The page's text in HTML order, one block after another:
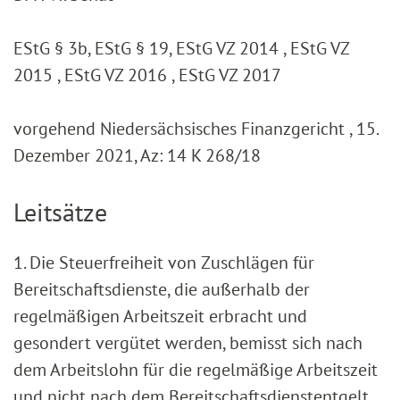
EStG § 3b, EStG § 19, EStG VZ 2014 , EStG VZ
2015 , EStG VZ 2016 , EStG VZ 2017
vorgehend Niedersächsisches Finanzgericht , 15.
Dezember 2021, Az: 14 K 268/18
Leitsätze
1. Die Steuerfreiheit von Zuschlägen für
Bereitschaftsdienste, die außerhalb der
regelmäßigen Arbeitszeit erbracht und
gesondert vergütet werden, bemisst sich nach
dem Arbeitslohn für die regelmäßige Arbeitszeit